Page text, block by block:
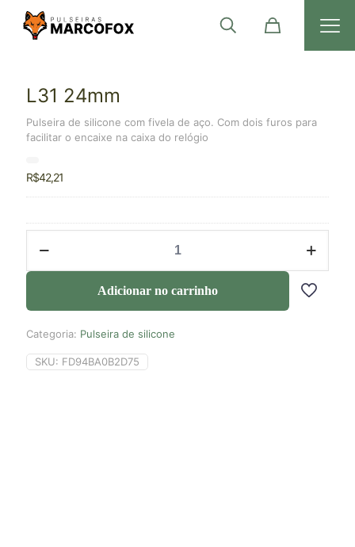
L31 24mm
Pulseira de silicone com fivela de aço. Com dois furos para
facilitar o encaixe na caixa do relógio
R$42,21
Adicionar no carrinho
Categoria: Pulseira de silicone
SKU: FD94BA0B2D75